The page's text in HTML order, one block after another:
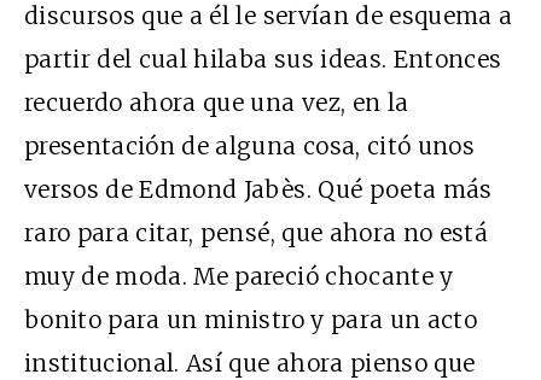
discursos que a él le servían de esquema a
partir del cual hilaba sus ideas. Entonces
recuerdo ahora que una vez, en la
presentación de alguna cosa, citó unos
versos de Edmond Jabès. Qué poeta más
raro para citar, pensé, que ahora no está
muy de moda. Me pareció chocante y
bonito para un ministro y para un acto
institucional. Así que ahora pienso que